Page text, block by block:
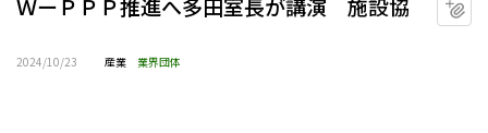
ＷーＰＰＰ推進へ多田室長が講演 施設協
2024/10/23 産業 業界団体